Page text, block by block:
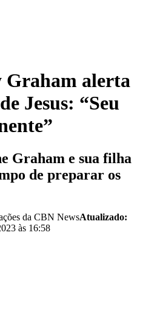
alerta
Jesus: “Seu
Graham e sua filha
de preparar os
da CBN NewsAtualizado:
às 16:58